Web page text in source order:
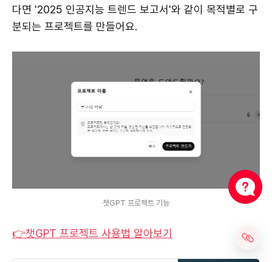
다면 '2025 인공지능 트렌드 보고서'와 같이 목적별로 구
분되는 프로젝트를 만들어요.
챗GPT 프로젝트 기능
👉챗GPT 프로젝트 사용법 알아보기